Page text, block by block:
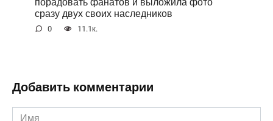
сразу двух своих наследников
0 11.1к.
Добавить комментарии
Имя